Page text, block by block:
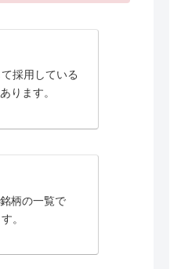
採用している
ります。
柄の一覧で
。